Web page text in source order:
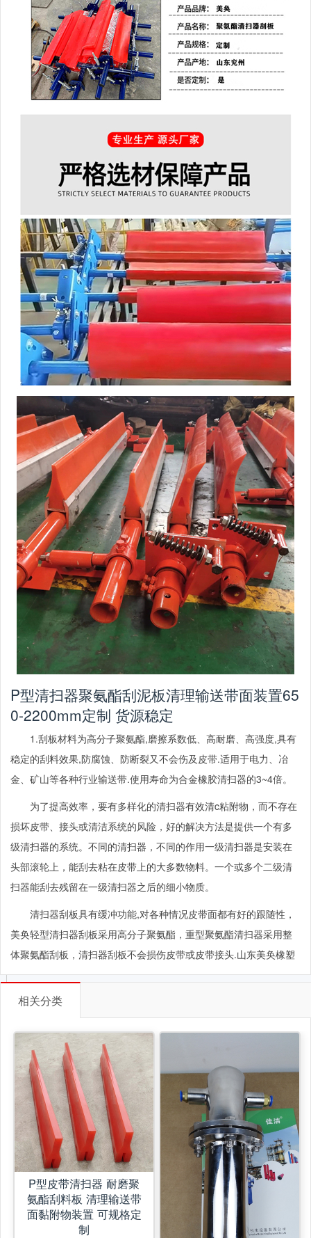
P型清扫器聚氨酯刮泥板清理输送带面装置65
0-2200mm定制 货源稳定
1.刮板材料为高分子聚氨酯,磨擦系数低、高耐磨、高强度,具有
稳定的刮料效果,防腐蚀、防断裂又不会伤及皮带.适用于电力、冶
金、矿山等各种行业输送带.使用寿命为合金橡胶清扫器的3~4倍。
为了提高效率，要有多样化的清扫器有效清c粘附物，而不存在
损坏皮带、接头或清洁系统的风险，好的解决方法是提供一个有多
级清扫器的系统。不同的清扫器，不同的作用一级清扫器是安装在
头部滚轮上，能刮去粘在皮带上的大多数物料。一个或多个二级清
扫器能刮去残留在一级清扫器之后的细小物质。
清扫器刮板具有缓冲功能,对各种情况皮带面都有好的跟随性，
美奂轻型清扫器刮板采用高分子聚氨酯，重型聚氨酯清扫器采用整
体聚氨酯刮板，清扫器刮板不会损伤皮带或皮带接头.山东美奂橡塑
相关分类
P型皮带清扫器 耐磨聚
氨酯刮料板 清理输送带
面黏附物装置 可规格定
制